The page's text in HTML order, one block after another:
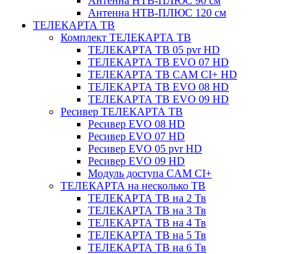
Антенна НТВ-ПЛЮС 120 см
ТЕЛЕКАРТА ТВ
Комплект ТЕЛЕКАРТА ТВ
ТЕЛЕКАРТА ТВ 05 pvr HD
ТЕЛЕКАРТА ТВ EVO 07 HD
ТЕЛЕКАРТА ТВ CAM CI+ HD
ТЕЛЕКАРТА ТВ EVO 08 HD
ТЕЛЕКАРТА ТВ EVO 09 HD
Ресивер ТЕЛЕКАРТА ТВ
Ресивер EVO 08 HD
Ресивер EVO 07 HD
Ресивер EVO 05 pvr HD
Ресивер EVO 09 HD
Модуль доступа CAM CI+
ТЕЛЕКАРТА на несколько ТВ
ТЕЛЕКАРТА ТВ на 2 Тв
ТЕЛЕКАРТА ТВ на 3 Тв
ТЕЛЕКАРТА ТВ на 4 Тв
ТЕЛЕКАРТА ТВ на 5 Тв
ТЕЛЕКАРТА ТВ на 6 Тв